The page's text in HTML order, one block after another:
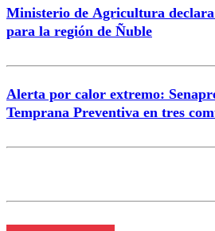
Ministerio de Agricultura declara
para la región de Ñuble
Alerta por calor extremo:
Temprana Preventiva en tres